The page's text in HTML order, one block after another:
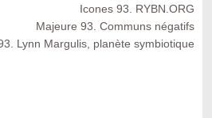
Icones 93. RYBN.ORG
Majeure 93. Communs négatifs
Lynn Margulis, planète symbiotique